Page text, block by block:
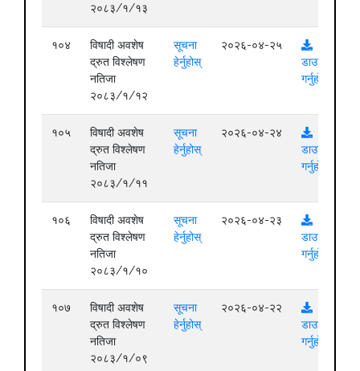
२०८३/१/१३
१०४
विषादी अवशेष
द्रुत विश्लेषण
नतिजा
२०८३/१/१२
सूचना
हेर्नुहोस्
२०२६-०४-२५
डाउनलोड
गर्नुहोस्
१०५
विषादी अवशेष
द्रुत विश्लेषण
नतिजा
२०८३/१/११
सूचना
हेर्नुहोस्
२०२६-०४-२४
डाउनलोड
गर्नुहोस्
१०६
विषादी अवशेष
द्रुत विश्लेषण
नतिजा
२०८३/१/१०
सूचना
हेर्नुहोस्
२०२६-०४-२३
डाउनलोड
गर्नुहोस्
१०७
विषादी अवशेष
द्रुत विश्लेषण
नतिजा
२०८३/१/०९
सूचना
हेर्नुहोस्
२०२६-०४-२२
डाउनलोड
गर्नुहोस्